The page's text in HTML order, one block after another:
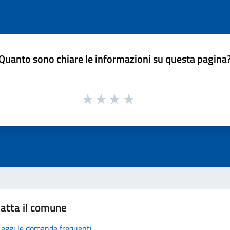
sono chiare le informazioni su questa
il comune